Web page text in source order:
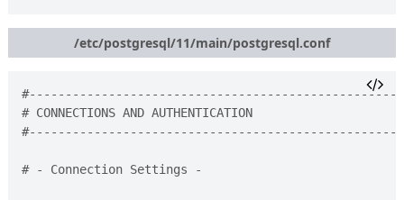
/etc/postgresql/11/main/postgresql.conf
# CONNECTIONS AND AUTHENTICATION
# - Connection Settings -